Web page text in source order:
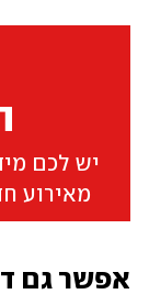
יש לכם
מאירוע
אפשר גם